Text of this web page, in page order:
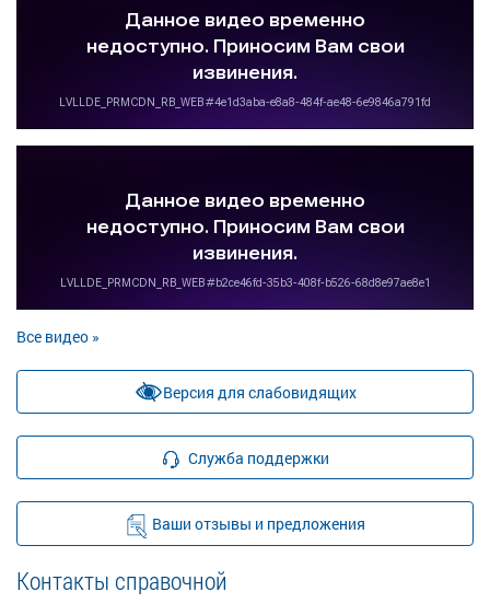
Все видео »
Версия для слабовидящих
Служба поддержки
Ваши отзывы и предложения
Контакты справочной